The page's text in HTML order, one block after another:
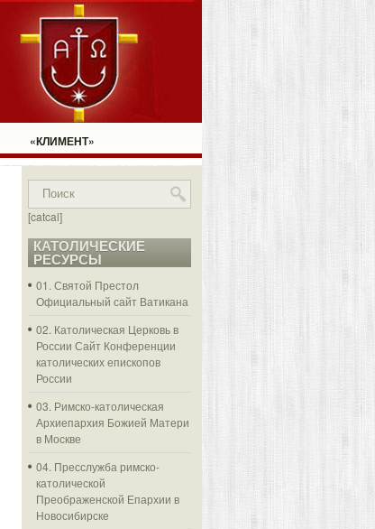
«КЛИМЕНТ»
[catcal]
КАТОЛИЧЕСКИЕ
РЕСУРСЫ
01. Святой Престол
Официальный сайт Ватикана
02. Католическая Церковь в
России Сайт Конференции
католических епископов
России
03. Римско-католическая
Архиепархия Божией Матери
в Москве
04. Пресслужба римско-
католической
Преображенской Епархии в
Новосибирске